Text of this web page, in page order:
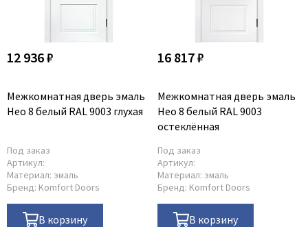
12 936 ₽
Межкомнатная дверь эмаль
Нео 8 белый RAL 9003 глухая
Под заказ
Артикул:
Материал: эмаль
Бренд: Komfort Doors
В корзину
16 817 ₽
Межкомнатная дверь эмаль
Нео 8 белый RAL 9003
остеклённая
Под заказ
Артикул:
Материал: эмаль
Бренд: Komfort Doors
В корзину